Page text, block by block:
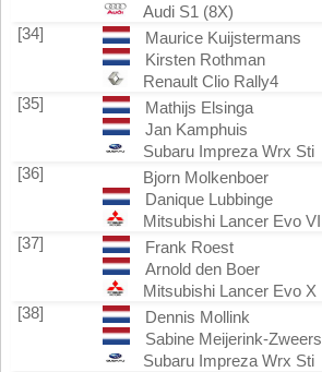
Audi S1 (8X)
[34]
Maurice Kuijstermans
Kirsten Rothman
Renault Clio Rally4
[35]
Mathijs Elsinga
Jan Kamphuis
Subaru Impreza Wrx Sti
[36]
Bjorn Molkenboer
Danique Lubbinge
Mitsubishi Lancer Evo VI
[37]
Frank Roest
Arnold den Boer
Mitsubishi Lancer Evo X
[38]
Dennis Mollink
Sabine Meijerink-Zweers
Subaru Impreza Wrx Sti